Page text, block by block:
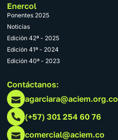
Enercol
Ponentes 2025
Noticias
Edición 42ª - 2025
Edición 41ª - 2024
Edición 40ª - 2023
Contáctanos:
agarciara@aciem.org.co
(+57) 301 254 60 76
comercial@aciem.co